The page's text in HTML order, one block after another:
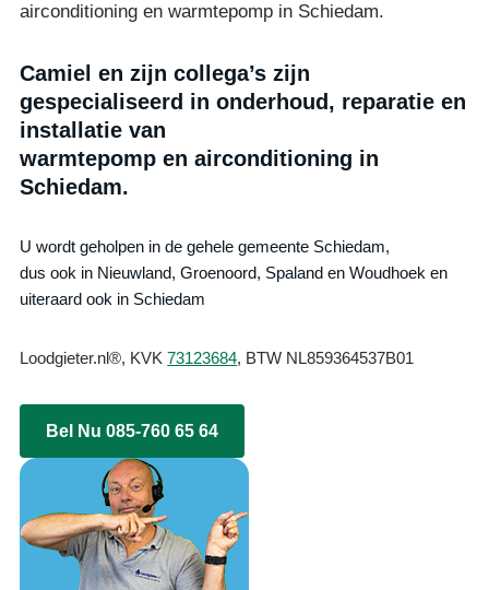
airconditioning en warmtepomp in Schiedam.
Camiel en zijn collega’s zijn
gespecialiseerd in onderhoud, reparatie en
installatie van
warmtepomp en airconditioning in
Schiedam.
U wordt geholpen in de gehele gemeente Schiedam,
dus ook in Nieuwland, Groenoord, Spaland en Woudhoek en
uiteraard ook in Schiedam
Loodgieter.nl®, KVK73123684, BTW NL859364537B01
Bel Nu 085-760 65 64